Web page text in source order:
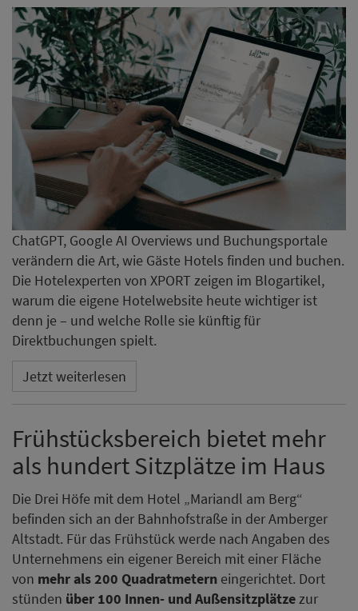
ChatGPT, Google AI Overviews und Buchungsportale
verändern die Art, wie Gäste Hotels finden und buchen.
Die Hotelexperten von XPORT zeigen im Blogartikel,
warum die eigene Hotelwebsite heute wichtiger ist
denn je – und welche Rolle sie künftig für
Direktbuchungen spielt.
Jetzt weiterlesen
Frühstücksbereich bietet mehr
als hundert Sitzplätze im Haus
Die Drei Höfe mit dem Hotel „Mariandl am Berg“
befinden sich an der Bahnhofstraße in der Amberger
Altstadt. Für das Frühstück werde nach Angaben des
Unternehmens ein eigener Bereich mit einer Fläche
von mehr als 200 Quadratmetern eingerichtet. Dort
stünden über 100 Innen- und Außensitzplätzezur